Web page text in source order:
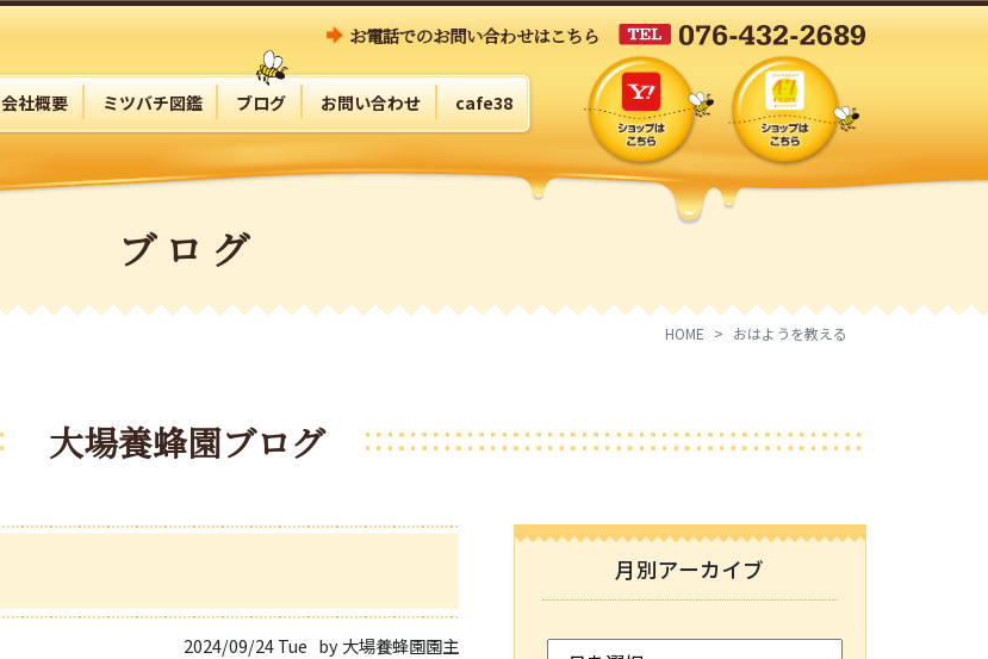
会社概要 ミツバチ図鑑 ブログ お問い合わせ cafe38
お電話でのお問い合わせはこちら
ブログ
HOME おはようを教える
大場養蜂園ブログ
2024/09/24 Tue by 大場養蜂園園主
月別アーカイブ